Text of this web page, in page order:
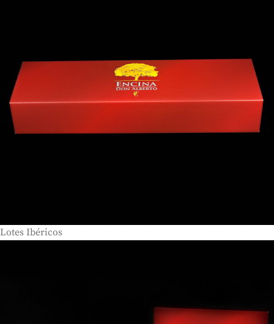
Lotes Ibéricos